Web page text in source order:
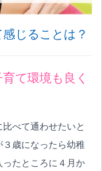
じることは？
て環境も良く
べて通わせたいと
歳になったら幼稚
たところに４月か